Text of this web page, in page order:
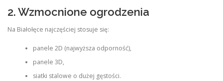
2. Wzmocnione ogrodzenia
Na Białołęce najczęściej stosuje się:
panele 2D (najwyższa odporność),
panele 3D,
siatki stalowe o dużej gęstości.